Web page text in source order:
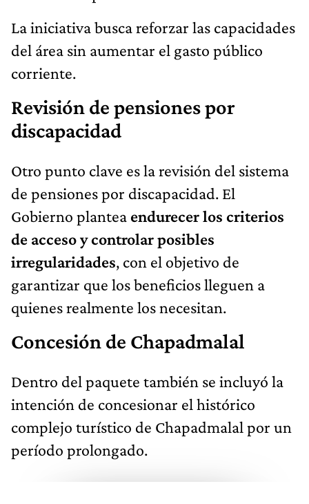
La iniciativa busca reforzar las capacidades
del área sin aumentar el gasto público
corriente.
Revisión de pensiones por
discapacidad
Otro punto clave es la revisión del sistema
de pensiones por discapacidad. El
Gobierno plantea endurecer los criterios
de acceso y controlar posibles
irregularidades, con el objetivo de
garantizar que los beneficios lleguen a
quienes realmente los necesitan.
Concesión de Chapadmalal
Dentro del paquete también se incluyó la
intención de concesionar el histórico
complejo turístico de Chapadmalal por un
período prolongado.